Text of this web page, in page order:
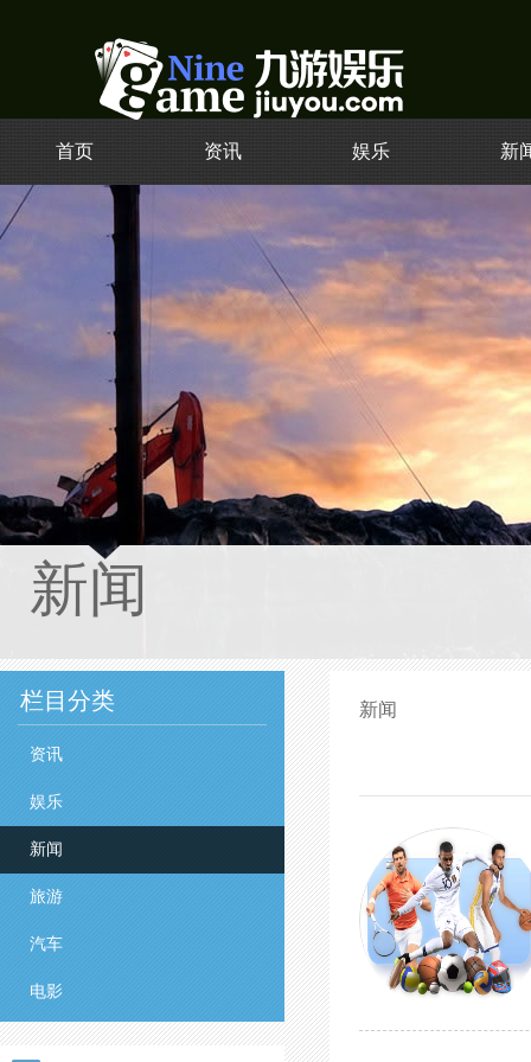
首页 资讯 娱乐 新
新闻
栏目分类
资讯
娱乐
新闻
旅游
汽车
电影
新闻